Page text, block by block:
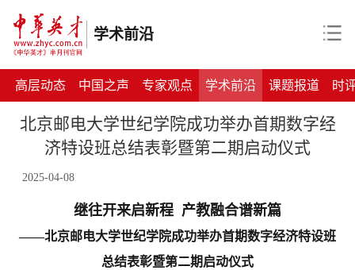
学术前沿
高层动态 中国之声 专家观点 学术前沿 课题报道 时
北京邮电大学世纪学院成功举办首期数字经
济特设班总结表彰暨第二期启动仪式
2025-04-08
继往开来启新程 产教融合谱新篇
——北京邮电大学世纪学院成功举办首期数字经济特设班
总结表彰暨第二期启动仪式